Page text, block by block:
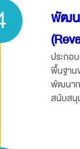
พัฒน
ประกอ
พื้นฐาน
พัฒนาก
สนับสนุ